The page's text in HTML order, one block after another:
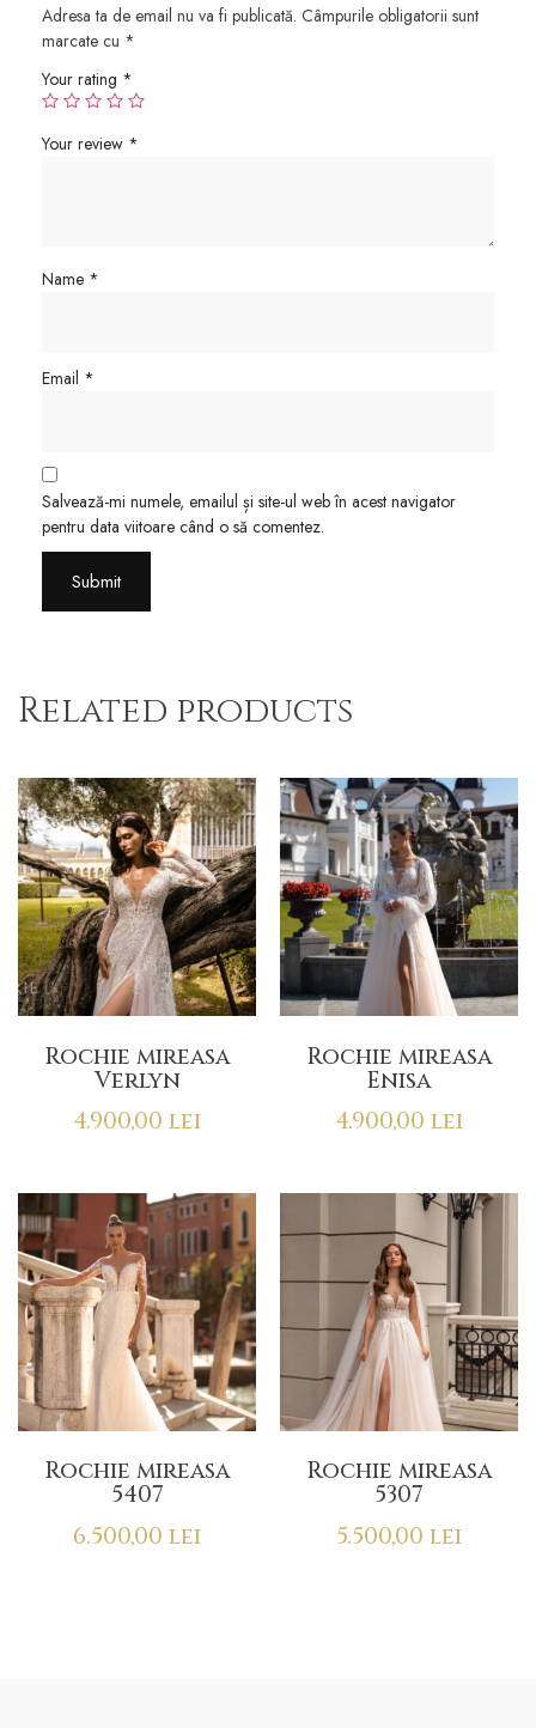
Adresa ta de email nu va fi publicată. Câmpurile obligatorii sunt
marcate cu *
Your rating *
Your review *
Name *
Email *
Salvează-mi numele, emailul și site-ul web în acest navigator
pentru data viitoare când o să comentez.
Related products
Rochie mireasa
Verlyn
4.900,00 lei
Rochie mireasa
Enisa
4.900,00 lei
Rochie mireasa
5407
6.500,00 lei
Rochie mireasa
5307
5.500,00 lei